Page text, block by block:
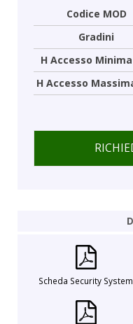
Codice MOD
Gradini
H Accesso
H Accesso
Scheda Security System